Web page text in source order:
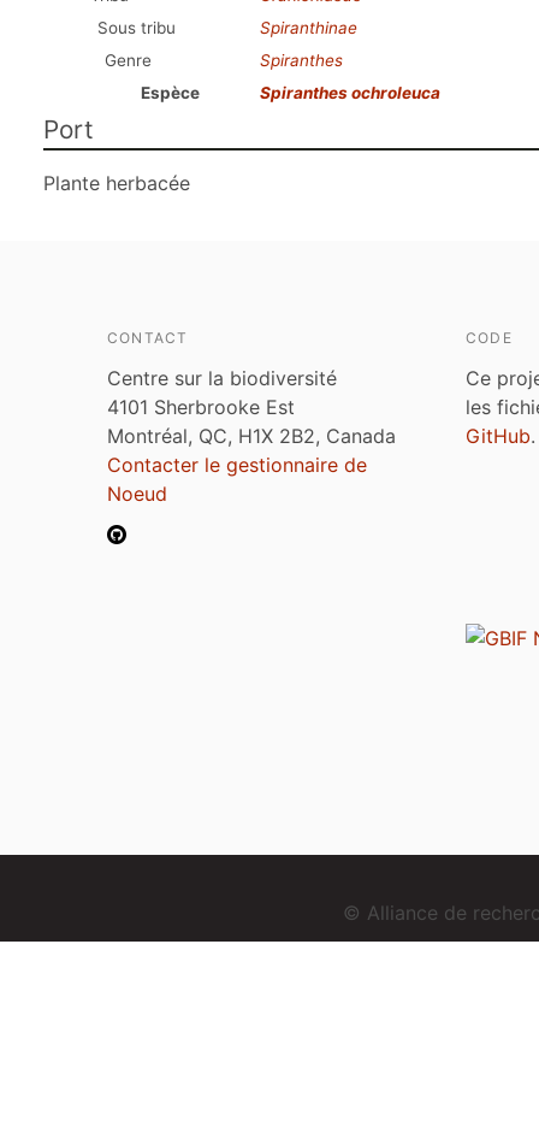
Sous tribu
Spiranthinae
Genre
Spiranthes
Espèce
Spiranthes ochroleuca
Port
Plante herbacée
CONTACT
Centre sur la biodiversité
4101 Sherbrooke Est
Montréal, QC, H1X 2B2, Canada
Contacter le gestionnaire de
Noeud
CODE
Ce
les
GitHub.
© Alliance de